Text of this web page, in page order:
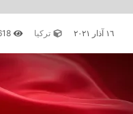
١٦ آذار ٢٠٢١ تركيا